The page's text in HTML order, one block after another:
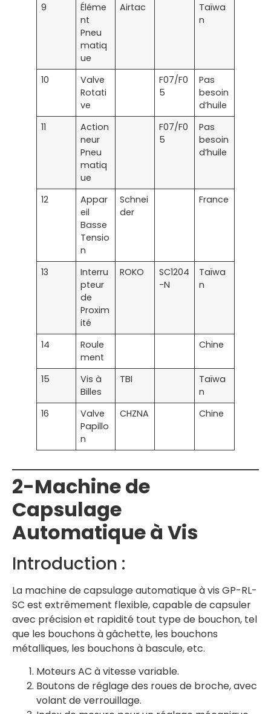
9
Éléme
nt
Pneu
matiq
ue
Airtac
Taïwa
n
10
Valve
Rotati
ve
F07/F0
5
Pas
besoin
d’huile
11
Action
neur
Pneu
matiq
ue
F07/F0
5
Pas
besoin
d’huile
12
Appar
eil
Basse
Tensio
n
Schnei
der
France
13
Interru
pteur
de
Proxim
ité
ROKO
SC1204
-N
Taïwa
n
14
Roule
ment
Chine
15
Vis à
Billes
TBI
Taïwa
n
16
Valve
Papillo
n
CHZNA Chine
2-Machine de
Capsulage
Automatique à Vis
Introduction :
La machine de capsulage automatique à vis GP-RL-
SC est extrêmement flexible, capable de capsuler
avec précision et rapidité tout type de bouchon, tel
que les bouchons à gâchette, les bouchons
métalliques, les bouchons à bascule, etc.
Moteurs AC à vitesse variable.
Boutons de réglage des roues de broche, avec
volant de verrouillage.